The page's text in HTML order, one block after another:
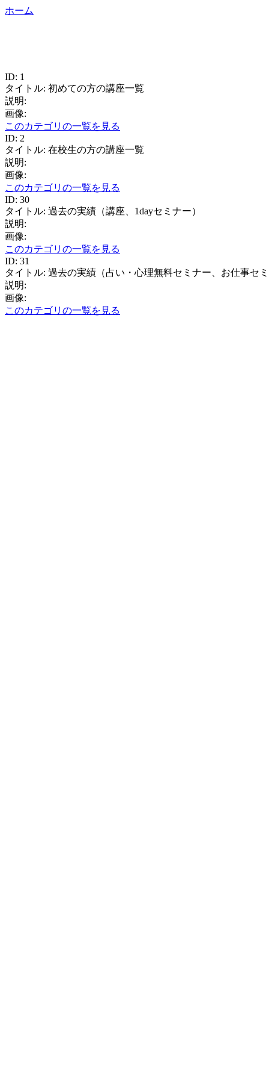
ホーム
ID: 1
タイトル: 初めての方の講座一覧
説明:
画像:
このカテゴリの一覧を見る
ID: 2
タイトル: 在校生の方の講座一覧
説明:
画像:
このカテゴリの一覧を見る
ID: 30
タイトル: 過去の実績（講座、1dayセミナー）
説明:
画像:
このカテゴリの一覧を見る
ID: 31
タイトル: 過去の実績（占い・心理無料セミナー、お仕事セ
説明:
画像:
このカテゴリの一覧を見る